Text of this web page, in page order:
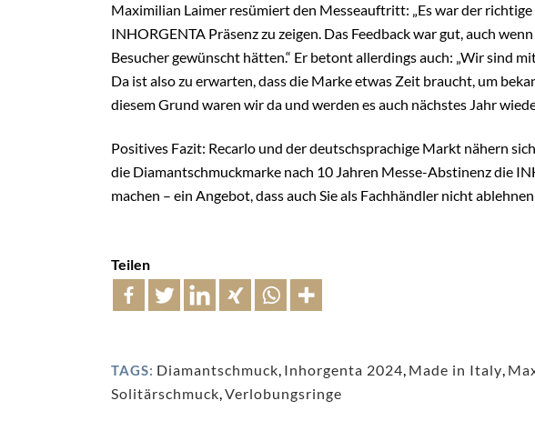
Maximilian Laimer resümiert den Messeauftritt: „Es war der
INHORGENTA Präsenz zu zeigen. Das Feedback war gut, auch
Besucher gewünscht hätten.“ Er betont allerdings auch: „Wir sind
Da ist also zu erwarten, dass die Marke etwas Zeit braucht, um
diesem Grund waren wir da und werden es auch nächstes Jahr
Positives Fazit: Recarlo und der deutschsprachige Markt nähern
die Diamantschmuckmarke nach 10 Jahren Messe-Abstinenz die
machen – ein Angebot, dass auch Sie als Fachhändler nicht
Teilen
TAGS: Diamantschmuck, Inhorgenta 2024, Made in Italy,
Solitärschmuck,Verlobungsringe